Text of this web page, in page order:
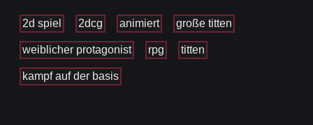
2d spiel 2dcg animiert große titten
weiblicher protagonist rpg titten
kampf auf der basis